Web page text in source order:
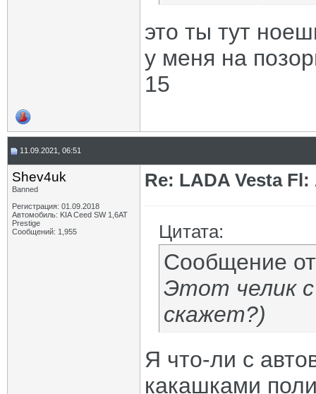
это ты тут
у меня на
15
11.09.2021, 06:51
Shev4uk
Banned
Регистрация: 01.09.2018
Автомобиль: KIA Ceed SW 1,6AT
Prestige
Сообщений: 1,955
Re: LADA Vesta
Цитата:
Сообщение
Этот челик
скажет?)
Я что-ли с
какашками